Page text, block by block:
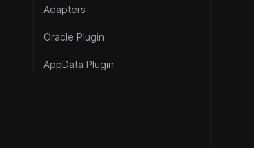
Adapters
Oracle Plugin
AppData Plugin